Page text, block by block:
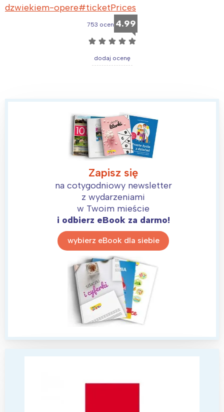
dzwiekiem-opere#ticketPrices
753 ocen 4.99
☆ ☆ ☆ ☆ ☆
dodaj ocenę
Zapisz się
na cotygodniowy newsletter
z wydarzeniami
w Twoim mieście
i odbierz eBook za darmo!
wybierz eBook dla siebie